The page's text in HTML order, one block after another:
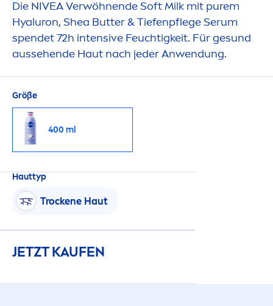
Die NIVEAVerwöhnende Soft Milk mit purem
Hyaluron, Shea Butter& Tiefenpflege Serum
spendet 72h intensive Feuchtigkeit. Für gesund
aussehende Haut nach jeder Anwendung.
Größe
400 ml
Hauttyp
Trockene Haut
JETZT KAUFEN